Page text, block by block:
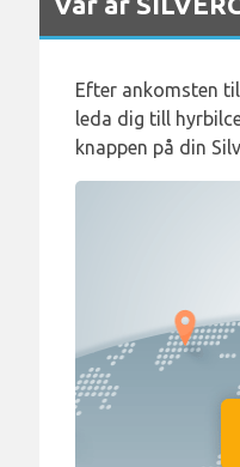
Efter ankomsten
leda dig till
knappen på din